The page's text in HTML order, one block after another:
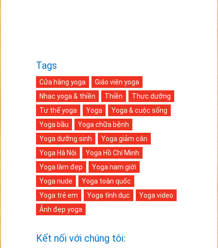
Tags
Cửa hàng yoga
Giáo viên yoga
Nhạc yoga & thiền
Thiền
Thực dưỡng
Tư thế yoga
Yoga
Yoga & cuộc sống
Yoga bầu
Yoga chữa bệnh
Yoga dưỡng sinh
Yoga giảm cân
Yoga Hà Nội
Yoga Hồ Chí Minh
Yoga làm đẹp
Yoga nam giới
Yoga nude
Yoga toàn quốc
Yoga trẻ em
Yoga tình dục
Yoga video
Ảnh đẹp yoga
Kết nối với chúng tôi: